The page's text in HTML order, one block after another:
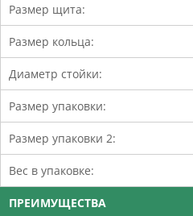
Размер щита:
Размер кольца:
Диаметр стойки:
Размер упаковки:
Размер упаковки 2:
Вес в упаковке:
ПРЕИМУЩЕСТВА